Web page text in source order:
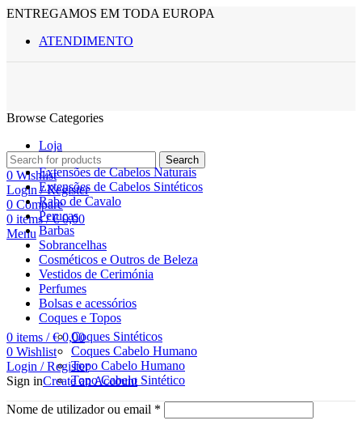
ENTREGAMOS EM TODA EUROPA
ATENDIMENTO
Search
0 Wishlist
Login / Register
0 Compare
0 items / €0,00
Menu
0 items / €0,00
0 Wishlist
Login / Register
Sign inCreate an Account
Nome de utilizador ou email *
Browse Categories
Loja
Extensões de Cabelos Naturais
Extensões de Cabelos Sintéticos
Rabo de Cavalo
Perucas
Barbas
Sobrancelhas
Cosméticos e Outros de Beleza
Vestidos de Cerimónia
Perfumes
Bolsas e acessórios
Coques e Topos
Coques Sintéticos
Coques Cabelo Humano
Topo Cabelo Humano
Topo Cabelo Sintético